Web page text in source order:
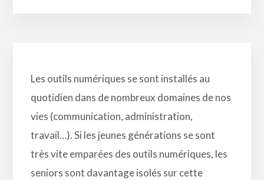
Les outils numériques se sont installés au
quotidien dans de nombreux domaines de nos
vies (communication, administration,
travail…). Si les jeunes générations se sont
très vite emparées des outils numériques, les
seniors sont davantage isolés sur cette